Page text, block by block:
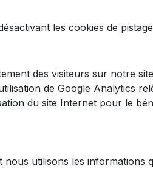
les cookies de
des visiteurs sur notre
de Google Analytics
du site Internet pour le
utilisons les informations